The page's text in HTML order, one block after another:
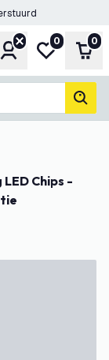
Account
Mijn
0 0